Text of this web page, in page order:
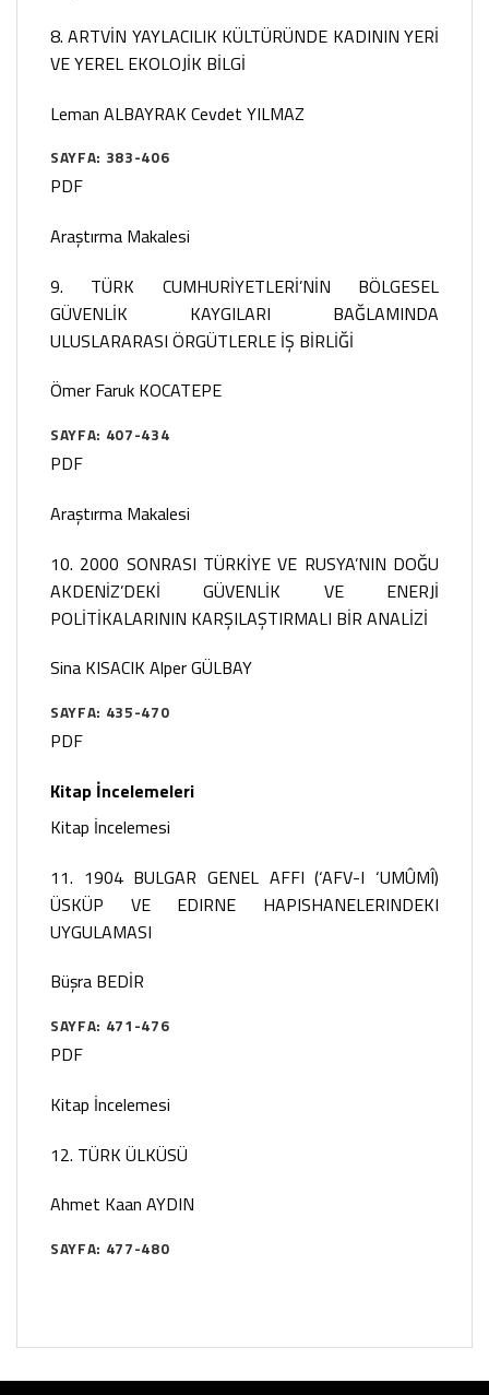
8. ARTVİN YAYLACILIK KÜLTÜRÜNDE KADININ YERİ
VE YEREL EKOLOJİK BİLGİ
Leman ALBAYRAK Cevdet YILMAZ
SAYFA: 383-406
PDF
Araştırma Makalesi
9. TÜRK CUMHURİYETLERİ’NİN BÖLGESEL
GÜVENLİK KAYGILARI BAĞLAMINDA
ULUSLARARASI ÖRGÜTLERLE İŞ BİRLİĞİ
Ömer Faruk KOCATEPE
SAYFA: 407-434
PDF
Araştırma Makalesi
10. 2000 SONRASI TÜRKİYE VE RUSYA’NIN DOĞU
AKDENİZ’DEKİ GÜVENLİK VE ENERJİ
POLİTİKALARININ KARŞILAŞTIRMALI BİR ANALİZİ
Sina KISACIK Alper GÜLBAY
SAYFA: 435-470
PDF
Kitap İncelemeleri
Kitap İncelemesi
11. 1904 BULGAR GENEL AFFI (‘AFV-I ‘UMÛMÎ)
ÜSKÜP VE EDIRNE HAPISHANELERINDEKI
UYGULAMASI
Büşra BEDİR
SAYFA: 471-476
PDF
Kitap İncelemesi
12. TÜRK ÜLKÜSÜ
Ahmet Kaan AYDIN
SAYFA: 477-480